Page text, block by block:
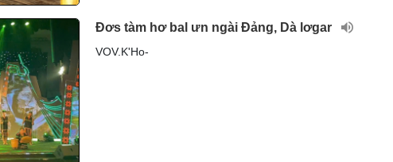
Đơs tàm hơ bal ưn ngài Đảng, Dà lơgar
VOV.K'Ho-